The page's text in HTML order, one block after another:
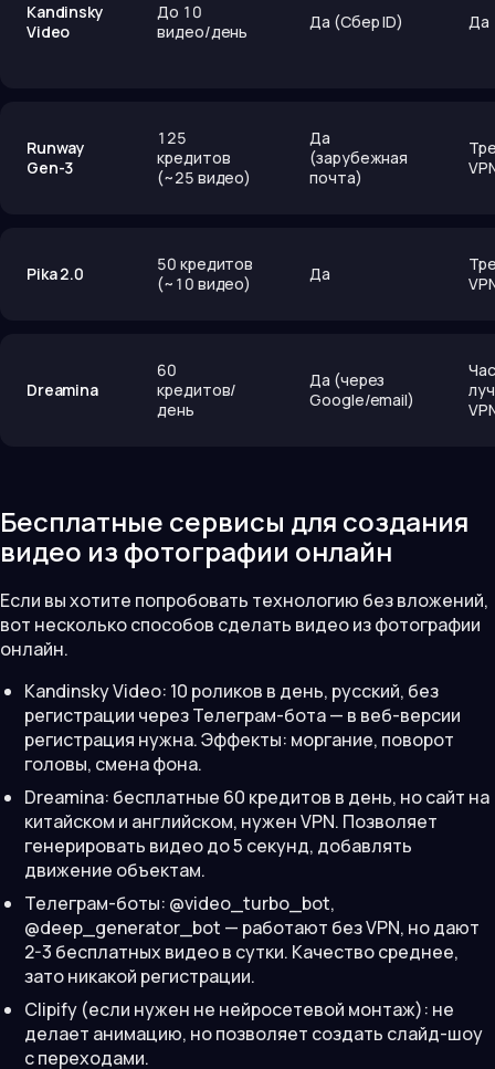
Kandinsky
Video
До 10
видео/день
Да (Сбер ID) Да
Runway
Gen-3
125
кредитов
(~25 видео)
Да
(зарубежная
почта)
Pika 2.0
50 кредитов
(~10 видео)
Да
Dreamina
60
кредитов/
день
Да (через
Google/email)
Бесплатные сервисы для создания
видео из фотографии онлайн
Если вы хотите попробовать технологию без вложений,
вот несколько способов сделать видео из фотографии
онлайн.
Kandinsky Video: 10 роликов в день, русский, без
регистрации через Телеграм-бота — в веб-версии
регистрация нужна. Эффекты: моргание, поворот
головы, смена фона.
Dreamina: бесплатные 60 кредитов в день, но сайт на
китайском и английском, нужен VPN. Позволяет
генерировать видео до 5 секунд, добавлять
движение объектам.
Телеграм-боты: @video_turbo_bot,
@deep_generator_bot — работают без VPN, но дают
2-3 бесплатных видео в сутки. Качество среднее,
зато никакой регистрации.
Clipify (если нужен не нейросетевой монтаж): не
делает анимацию, но позволяет создать слайд-шоу
с переходами.